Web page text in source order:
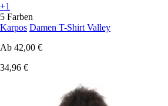
+1
5 Farben
Karpos Damen T-Shirt Valley
Ab 42,00 €
34,96 €